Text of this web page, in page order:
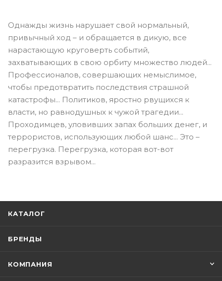
Однажды жизнь нарушает свой нормальный,
привычный ход – и обращается в дикую, все
нарастающую круговерть событий,
захватывающих в свою орбиту множество людей...
Профессионалов, совершающих немыслимое,
чтобы предотвратить последствия страшной
катастрофы... Политиков, яростно рвущихся к
власти, но равнодушных к чужой трагедии...
Проходимцев, уловивших запах больших денег, и
террористов, использующих любой шанс... Это –
перегрузка. Перегрузка, которая вот-вот
разразится взрывом...
КАТАЛОГ
БРЕНДЫ
КОМПАНИЯ